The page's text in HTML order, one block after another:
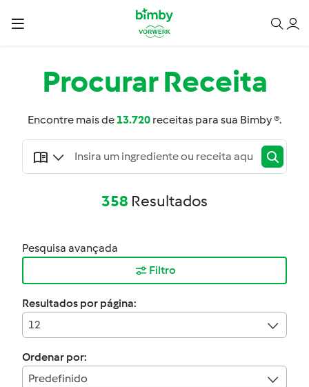
ProcurarReceita
Encontre mais de13.720 receitas para sua Bimby ®.
358 Resultados
Pesquisa avançada
Filtro
Resultados por página:
12
Ordenar por:
Predefinido